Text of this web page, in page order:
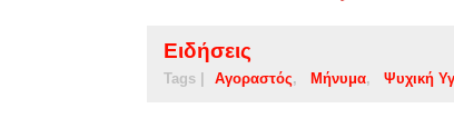
Ειδήσεις
Tags | Αγοραστός Μήνυμα Ψυχική